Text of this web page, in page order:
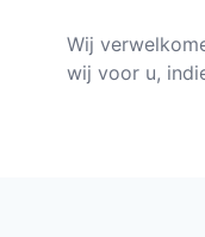
Wij
wij voor u,